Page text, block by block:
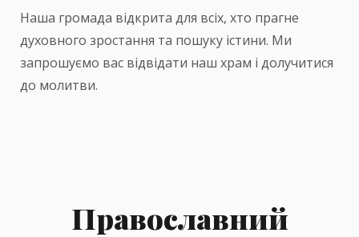
Наша громада відкрита для всіх, хто прагне
духовного зростання та пошуку істини. Ми
запрошуємо вас відвідати наш храм і долучитися
до молитви.
Православний